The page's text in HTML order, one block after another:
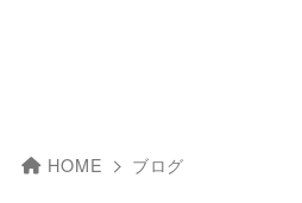
HOME ブログ